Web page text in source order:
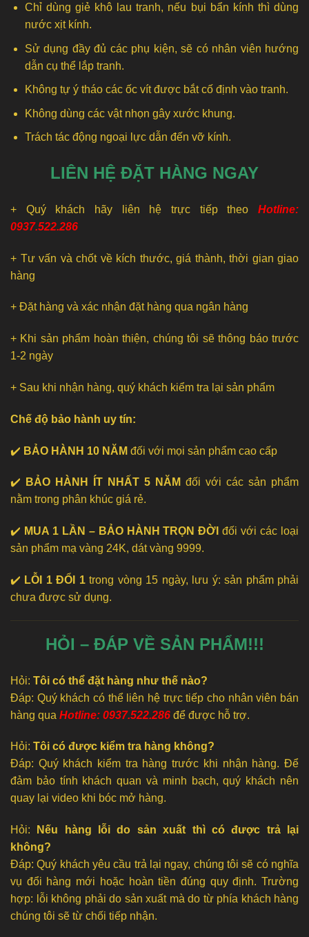
Chỉ dùng giẻ khô lau tranh, nếu bụi bẩn kính thì dùng
nước xịt kính.
Sử dụng đầy đủ các phụ kiện, sẽ có nhân viên hướng
dẫn cụ thể lắp tranh.
Không tự ý tháo các ốc vít được bắt cố định vào tranh.
Không dùng các vật nhọn gây xước khung.
Trách tác động ngoại lực dẫn đến vỡ kính.
LIÊN HỆ ĐẶT HÀNG NGAY
+ Quý khách hãy liên hệ trực tiếp theo
Hotline:
0937.522.286
+ Tư vấn và chốt về kích thước, giá thành, thời gian giao
hàng
+ Đặt hàng và xác nhận đặt hàng qua ngân hàng
+ Khi sản phẩm hoàn thiện, chúng tôi sẽ thông báo trước
1-2 ngày
+ Sau khi nhận hàng, quý khách kiểm tra lại sản phẩm
Chế độ bảo hành uy tín:
✔️ BẢO HÀNH 10 NĂM đối với mọi sản phẩm cao cấp
✔️ BẢO HÀNH ÍT NHẤT 5 NĂM đối với các sản phẩm
nằm trong phân khúc giá rẻ.
✔️ MUA 1 LẦN – BẢO HÀNH TRỌN ĐỜI đối với các loại
sản phẩm mạ vàng 24K, dát vàng 9999.
✔️ LỖI 1 ĐỔI 1trong vòng 15 ngày, lưu ý: sản phẩm phải
chưa được sử dụng.
HỎI – ĐÁP VỀ SẢN PHẨM!!!
Hỏi: Tôi có thể đặt hàng như thế nào?
Đáp: Quý khách có thể liên hệ trực tiếp cho nhân viên bán
hàng qua Hotline: 0937.522.286 để được hỗ trợ.
Hỏi: Tôi có được kiểm tra hàng không?
Đáp: Quý khách kiểm tra hàng trước khi nhận hàng. Để
đảm bảo tính khách quan và minh bạch, quý khách nên
quay lại video khi bóc mở hàng.
Hỏi:
Nếu hàng lỗi do sản xuất thì có được trả lại
không?
Đáp: Quý khách yêu cầu trả lại ngay, chúng tôi sẽ có nghĩa
vụ đổi hàng mới hoặc hoàn tiền đúng quy định. Trường
hợp: lỗi không phải do sản xuất mà do từ phía khách hàng
chúng tôi sẽ từ chối tiếp nhận.